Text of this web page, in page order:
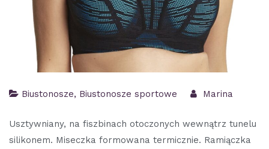
Biustonosze, Biustonosze sportowe Marina
Usztywniany, na fiszbinach otoczonych wewnątrz tunelu
silikonem. Miseczka formowana termicznie. Ramiączka